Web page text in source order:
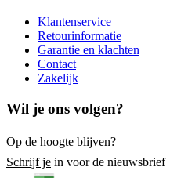
Klantenservice
Retourinformatie
Garantie en klachten
Contact
Zakelijk
Wil je ons volgen?
Op de hoogte blijven?
Schrijf je in voor de nieuwsbrief